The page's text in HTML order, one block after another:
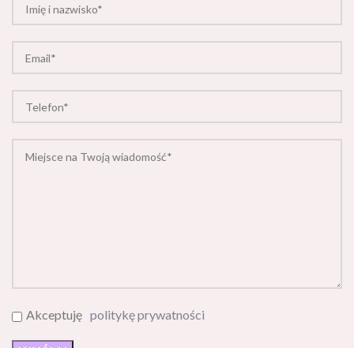
Akceptuję politykę prywatności